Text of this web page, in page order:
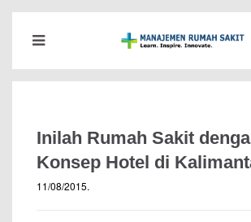
Inilah Rumah Sakit
Konsep Hotel di
11/08/2015.